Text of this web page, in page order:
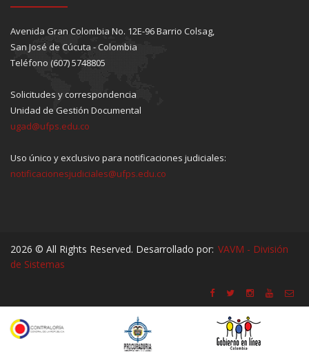
Avenida Gran Colombia No. 12E-96 Barrio Colsag,
San José de Cúcuta - Colombia
Teléfono (607) 5748805
Solicitudes y correspondencia
Unidad de Gestión Documental
ugad@ufps.edu.co
Uso único y exclusivo para notificaciones judiciales:
notificacionesjudiciales@ufps.edu.co
2026 © All Rights Reserved. Desarrollado por: VAVM - División
de Sistemas